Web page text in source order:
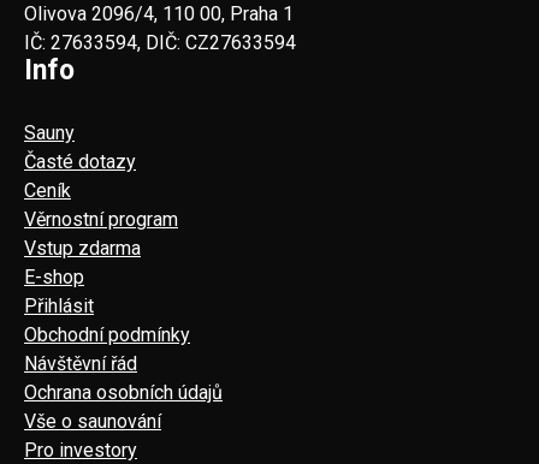
Olivova 2096/4, 110 00, Praha 1
IČ: 27633594, DIČ: CZ27633594
Info
Sauny
Časté dotazy
Ceník
Věrnostní program
Vstup zdarma
E-shop
Přihlásit
Obchodní podmínky
Návštěvní řád
Ochrana osobních údajů
Vše o saunování
Pro investory